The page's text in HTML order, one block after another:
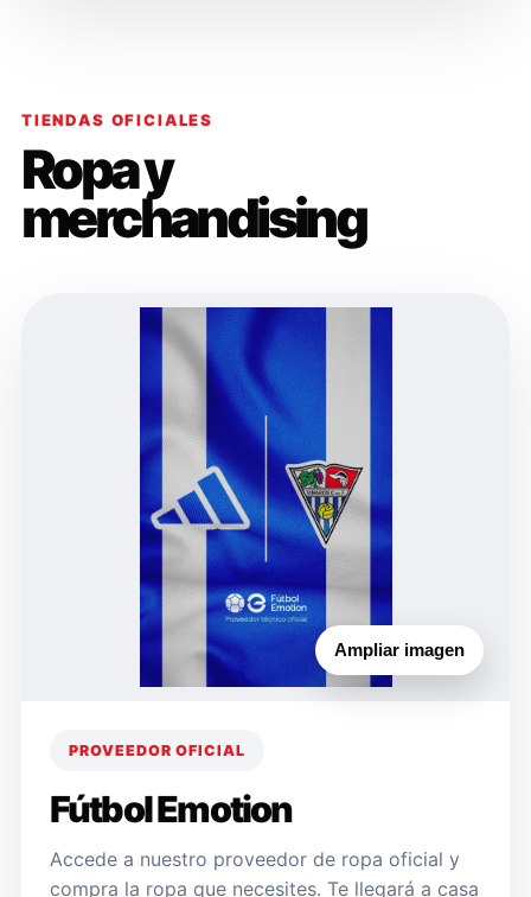
TIENDAS OFICIALES
Ropa y
merchandising
Ampliar imagen
PROVEEDOR OFICIAL
Fútbol Emotion
Accede a nuestro proveedor de ropa oficial y
compra la ropa que necesites. Te llegará a casa